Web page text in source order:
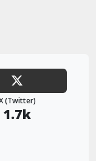
(Twitter)
1.7k